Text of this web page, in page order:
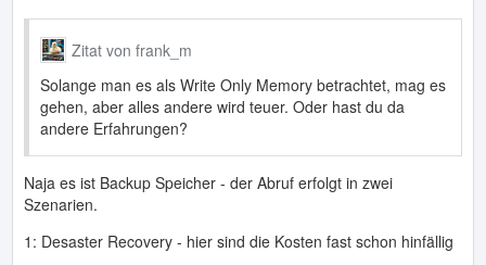
Zitat von frank_m
Solange man es als Write Only Memory betrachtet, mag es
gehen, aber alles andere wird teuer. Oder hast du da
andere Erfahrungen?
Naja es ist Backup Speicher - der Abruf erfolgt in zwei
Szenarien.
1: Desaster Recovery - hier sind die Kosten fast schon hinfällig